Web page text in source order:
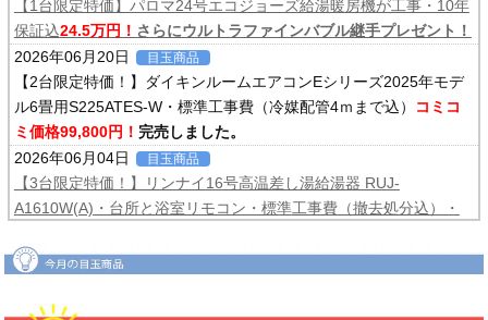
【1台限定特価】パロマ24号エコジョーズ給湯暖房機が工事・10年
保証込24.5万円！ さらにウルトラファインバブル継手プレゼント！
2026年06月20日
目玉商品
【2台限定特価！】ダイキンルームエアコンEシリーズ2025年モデ
ル6畳用S225ATES-W・標準工事費（冷媒配管4ｍまで込）
コミコ
ミ価格99,800円！ 完売しました。
2026年06月04日
目玉商品
【3台限定特価！】リンナイ16号高温差し湯給湯器 RUJ-
A1610W(A)・台所と浴室リモコン・標準工事費（撤去処分込）・
2026年06月04日
デル6畳用S225ATCS-W・標準工事費（冷媒配管4ｍまで込）商品5